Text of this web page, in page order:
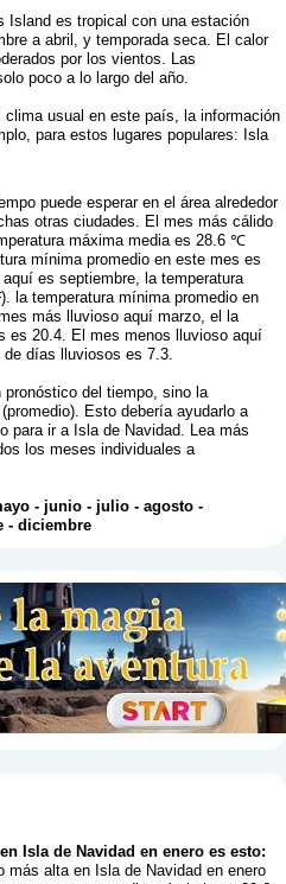
Island es tropical con una estación
a abril, y temporada seca. El calor
por los vientos. Las
poco a lo largo del año.
clima usual en este país, la información
para estos lugares populares: Isla
puede esperar en el área alrededor
otras ciudades. El mes más cálido
máxima media es 28.6 ℃
mínima promedio en este mes es
es septiembre, la temperatura
la temperatura mínima promedio en
más lluvioso aquí marzo, el la
es 20.4. El mes menos lluvioso aquí
días lluviosos es 7.3.
del tiempo, sino la
Esto debería ayudarlo a
para ir a Isla de Navidad. Lea más
los meses individuales a
- junio - julio -agosto -
-diciembre
Isla de Navidad en enero es esto:
más alta en Isla de Navidad en enero